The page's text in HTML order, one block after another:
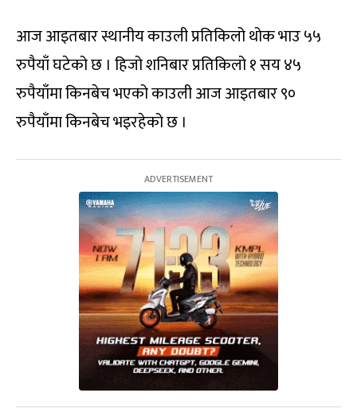
आज आइतबार स्थानीय काउली प्रतिकिलो थोक भाउ ५५
रुपैयाँ घटेको छ । हिजो शनिबार प्रतिकिलो १ सय ४५
रुपैयाँमा किनबेच भएको काउली आज आइतबार ९०
रुपैयाँमा किनबेच भइरहेको छ ।